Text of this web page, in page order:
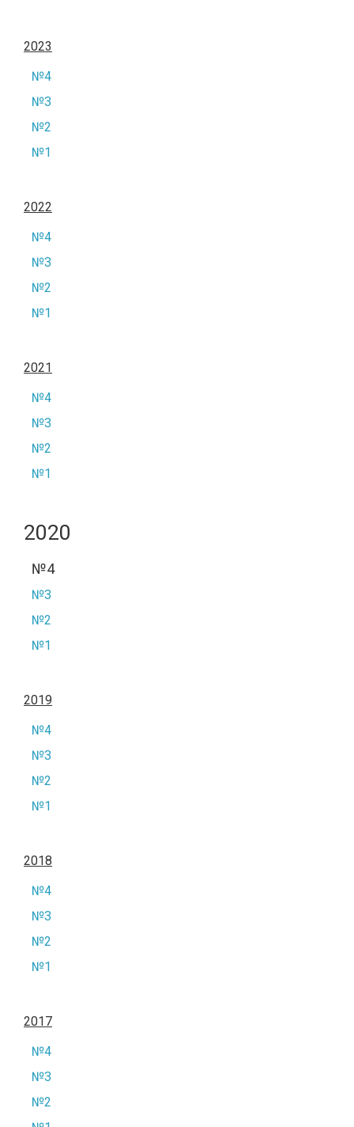
2023
№4
№3
№2
№1
2022
№4
№3
№2
№1
2021
№4
№3
№2
№1
2020
№4
№3
№2
№1
2019
№4
№3
№2
№1
2018
№4
№3
№2
№1
2017
№4
№3
№2